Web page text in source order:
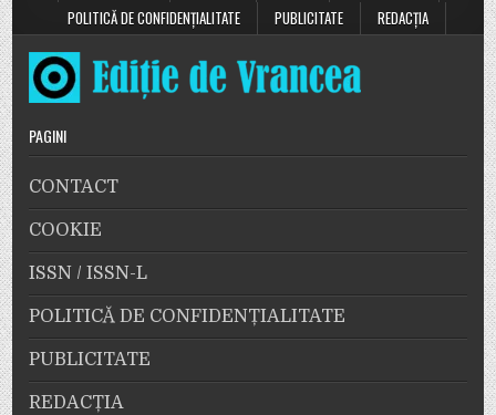
POLITICĂ DE CONFIDENȚIALITATE
PUBLICITATE REDACȚIA
PAGINI
CONTACT
COOKIE
ISSN / ISSN-L
POLITICĂ DE CONFIDENȚIALITATE
PUBLICITATE
REDACȚIA